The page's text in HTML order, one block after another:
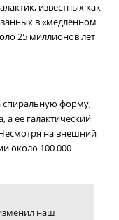
известных как
в «медленном
25 миллионов лет
спиральную форму,
ее галактический
на внешний
около 100 000
наш